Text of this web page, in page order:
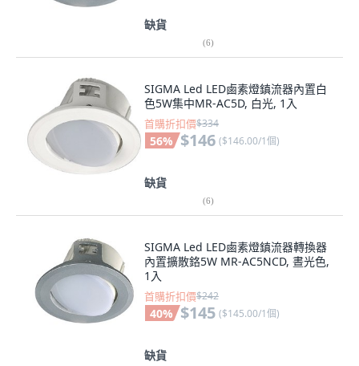
缺貨
(6)
SIGMA Led LED鹵素燈鎮流器內置白
色5W集中MR-AC5D, 白光, 1入
首購折扣價$334
56% $146 ($146.00/1個)
缺貨
(6)
SIGMA Led LED鹵素燈鎮流器轉換器
內置擴散鉻5W MR-AC5NCD, 晝光色,
1入
首購折扣價$242
40% $145 ($145.00/1個)
缺貨